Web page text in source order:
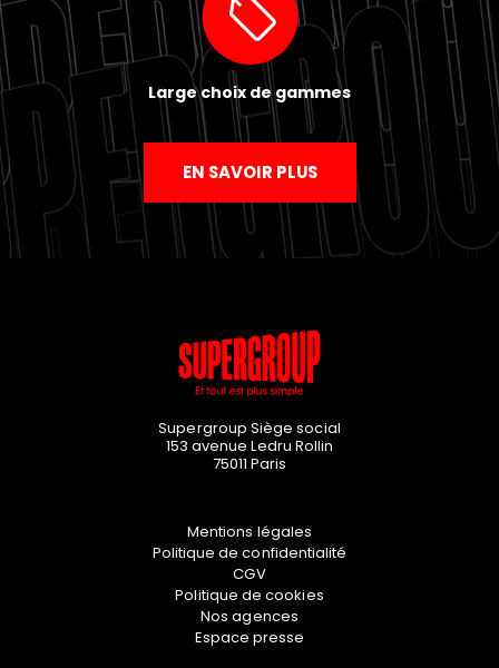
Large choix de gammes
EN SAVOIR PLUS
Supergroup Siège social
153 avenue Ledru Rollin
75011 Paris
Mentions légales
Politique de confidentialité
CGV
Politique de cookies
Nos agences
Espace presse